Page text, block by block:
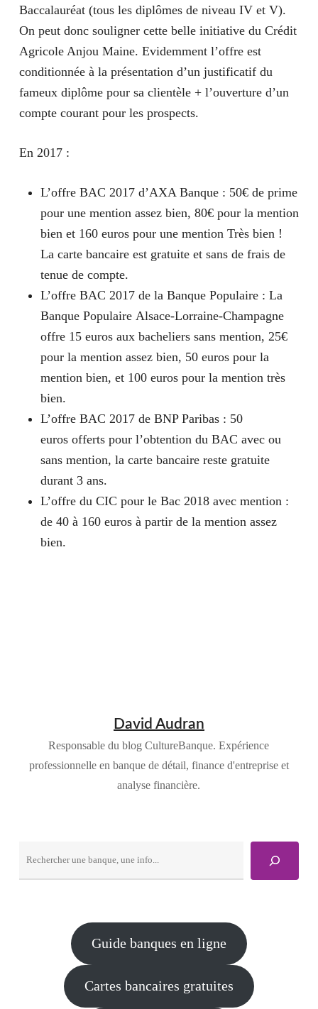
Baccalauréat (tous les diplômes de niveau IV et V).
On peut donc souligner cette belle initiative du Crédit
Agricole Anjou Maine. Evidemment l’offre est
conditionnée à la présentation d’un justificatif du
fameux diplôme pour sa clientèle + l’ouverture d’un
compte courant pour les prospects.
En 2017 :
L’offre BAC 2017 d’AXA Banque : 50€ de prime
pour une mention assez bien, 80€ pour la mention
bien et 160 euros pour une mention Très bien !
La carte bancaire est gratuite et sans de frais de
tenue de compte.
L’offre BAC 2017 de la Banque Populaire : La
Banque Populaire Alsace-Lorraine-Champagne
offre 15 euros aux bacheliers sans mention, 25€
pour la mention assez bien, 50 euros pour la
mention bien, et 100 euros pour la mention très
bien.
L’offre BAC 2017 de BNP Paribas : 50
euros offerts pour l’obtention du BAC avec ou
sans mention, la carte bancaire reste gratuite
durant 3 ans.
L’offre du CIC pour le Bac 2018 avec mention :
de 40 à 160 euros à partir de la mention assez
bien.
David Audran
Responsable du blog CultureBanque. Expérience
professionnelle en banque de détail, finance d'entreprise et
analyse financière.
Guide banques en ligne
Cartes bancaires gratuites